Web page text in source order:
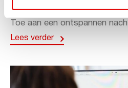
ViaAVIA Super Deal: €25
Toe aan een ontspannen
Lees verder